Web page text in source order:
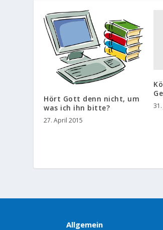
Hört Gott denn nicht, um
was ich ihn bitte?
27. April 2015
Allgemein